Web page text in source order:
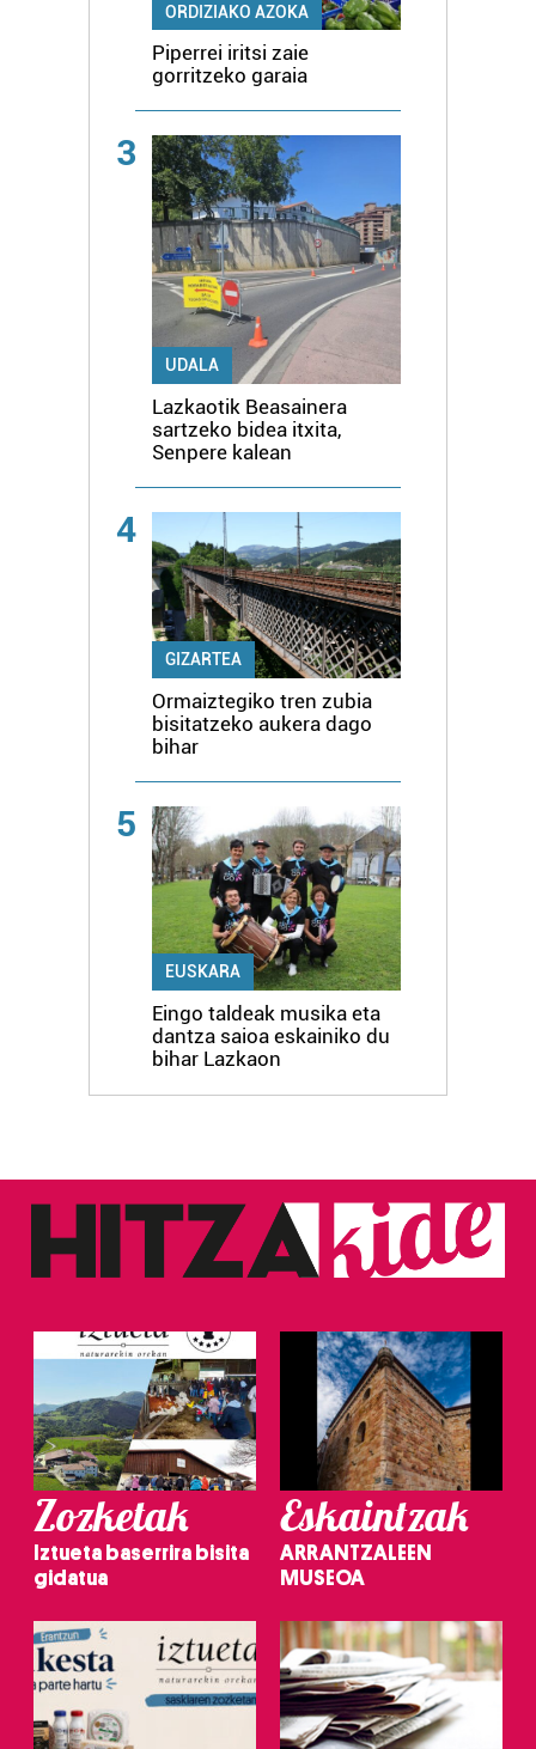
ORDIZIAKO AZOKA
Piperrei iritsi zaie
gorritzeko garaia
3
UDALA
Lazkaotik Beasainera
sartzeko bidea itxita,
Senpere kalean
4
GIZARTEA
Ormaiztegiko tren zubia
bisitatzeko aukera dago
bihar
5
EUSKARA
Eingo taldeak musika eta
dantza saioa eskainiko du
bihar Lazkaon
Zozketak
Iztueta baserrira bisita
gidatua
Eskaintzak
ARRANTZALEEN
MUSEOA